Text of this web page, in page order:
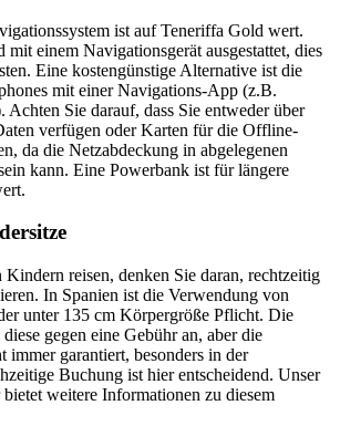
ist auf Teneriffa Gold wert.
einem Navigationsgerät ausgestattet, dies
Eine kostengünstige Alternative ist die
mit einer Navigations-App (z.B.
Achten Sie darauf, dass Sie entweder über
verfügen oder Karten für die Offline-
da die Netzabdeckung in abgelegenen
kann. Eine Powerbank ist für längere
reisen, denken Sie daran, rechtzeitig
In Spanien ist die Verwendung von
unter 135 cm Körpergröße Pflicht. Die
gegen eine Gebühr an, aber die
immer garantiert, besonders in der
Buchung ist hier entscheidend. Unser
weitere Informationen zu diesem